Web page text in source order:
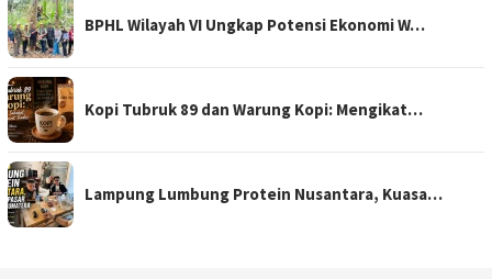
BPHL Wilayah VI Ungkap Potensi Ekonomi W…
Kopi Tubruk 89 dan Warung Kopi: Mengikat…
Lampung Lumbung Protein Nusantara, Kuasa…